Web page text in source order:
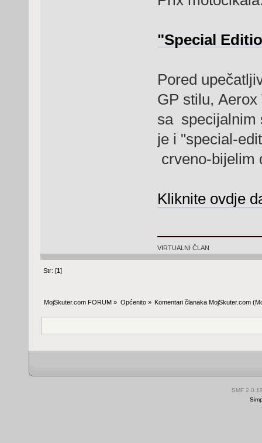
"Special
Pored
GP stilu,
sa specijalnim
je i "special-
crveno-bijelim
Kliknite ovdje
VIRTUALNI ČLAN
Str: [1]
MojSkuter.com FORUM » Općenito» Komentari članaka MojSkuter.com
SMF